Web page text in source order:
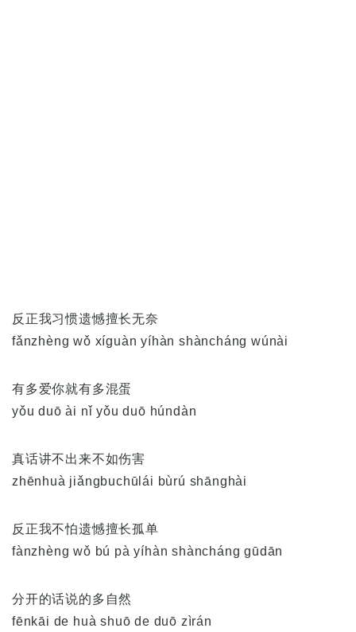
反正我习惯遗憾擅长无奈
fǎnzhèng wǒ xíguàn yíhàn shàncháng wúnài
有多爱你就有多混蛋
yǒu duō ài nǐ yǒu duō húndàn
真话讲不出来不如伤害
zhēnhuà jiǎngbuchūlái bùrú shānghài
反正我不怕遗憾擅长孤单
fànzhèng wǒ bú pà yíhàn shàncháng gūdān
分开的话说的多自然
fēnkāi de huà shuō de duō zìrán